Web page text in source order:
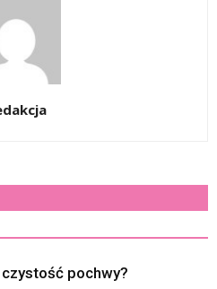
pochwy?